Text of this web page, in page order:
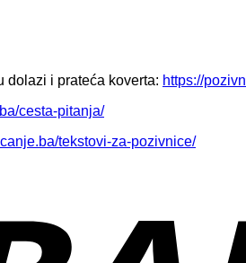
dolazi i prateća koverta: https://
cesta-pitanja/
tekstovi-za-pozivnice/